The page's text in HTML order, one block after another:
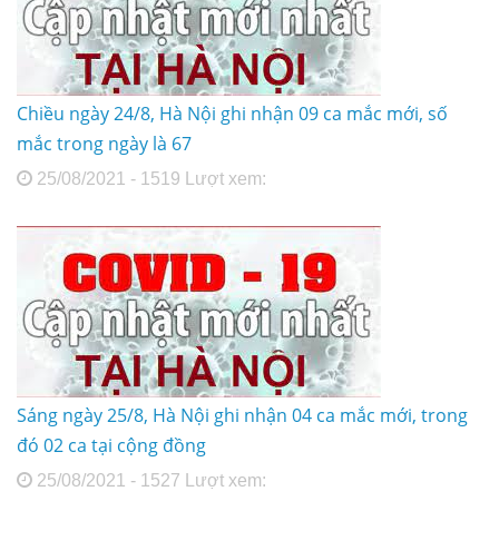
Chiều ngày 24/8, Hà Nội ghi nhận 09 ca mắc mới, số
mắc trong ngày là 67
25/08/2021 - 1519 Lượt xem:
Sáng ngày 25/8, Hà Nội ghi nhận 04 ca mắc mới, trong
đó 02 ca tại cộng đồng
25/08/2021 - 1527 Lượt xem: